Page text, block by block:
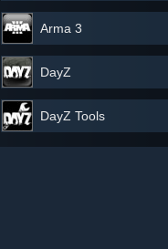
Arma 3
DayZ
DayZ Tools